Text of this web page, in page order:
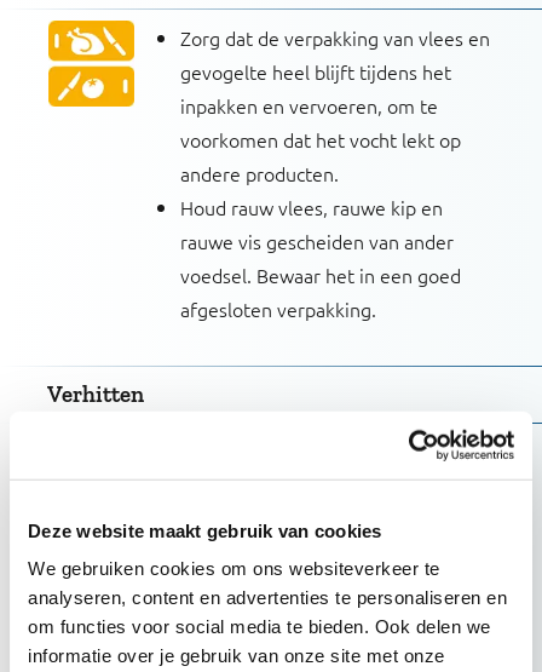
Deze website maakt gebruik van cookies
We gebruiken cookies om ons websiteverkeer te
analyseren, content en advertenties te personaliseren en
om functies voor social media te bieden. Ook delen we
informatie over je gebruik van onze site met onze
Zorg dat de verpakking van vlees en
gevogelte heel blijft tijdens het
inpakken en vervoeren, om te
voorkomen dat het vocht lekt op
andere producten.
Houd rauw vlees, rauwe kip en
rauwe vis gescheiden van ander
voedsel. Bewaar het in een goed
afgesloten verpakking.
Verhitten
Zorg dat het product pas warm
wordt, als dat de bedoeling is.
Totdat je het gaat bereiden, bewaar
op de verpakking.
Verleng de houdbaarheid van
bederfelijke producten door het te